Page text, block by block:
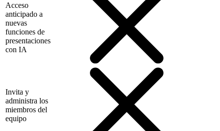
Acceso
anticipado a
nuevas
funciones de
presentaciones
con IA
Invita y
administra los
miembros del
equipo